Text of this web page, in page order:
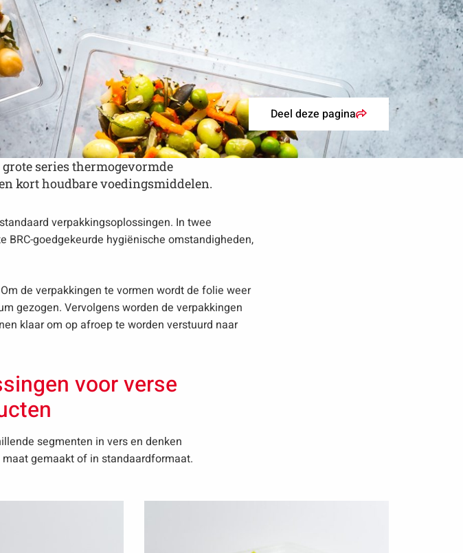
Deel deze pagina
series thermogevormde
kort houdbare voedingsmiddelen.
verpakkingsoplossingen. In twee
goedgekeurde hygiënische omstandigheden,
de verpakkingen te vormen wordt de folie weer
gezogen. Vervolgens worden de verpakkingen
klaar om op afroep te worden verstuurd naar
voor verse
segmenten in vers en denken
gemaakt of in standaardformaat.